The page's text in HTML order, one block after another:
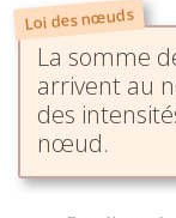
Loi des nœuds
La somme
arrivent au
des
nœud.
Logique
Logique
Chaîne de
Convertir
Distribuer
Stocker